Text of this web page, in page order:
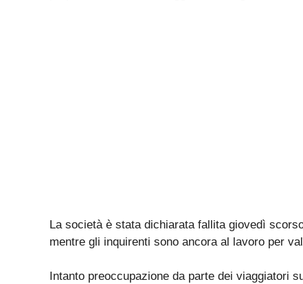
La società è stata dichiarata fallita giovedì
mentre gli inquirenti sono ancora al lavoro per
Intanto preoccupazione da parte dei viaggiatori